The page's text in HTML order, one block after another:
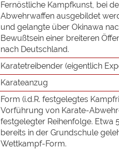
Fernöstliche Kampfkunst, bei
Abwehrwaffen ausgebildet
und gelangte über Okinawa
Bewußtsein einer breiteren
nach Deutschland.
Karatetreibender (eigentlich
Karateanzug
Form (i.d.R. festgelegtes
Vorführung von Karate-
festgelegter Reihenfolge. Etwa
bereits in der Grundschule
Wettkampf-Form.